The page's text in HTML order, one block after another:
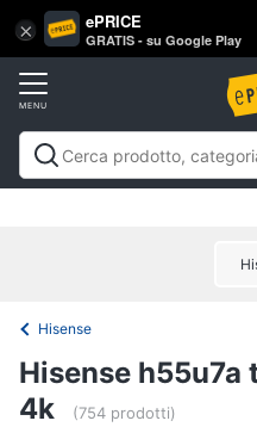
× ePRICE
GRATIS - su Google Play
Accedi
Registrati
Offerte
Tv
Vai
al
Hisense
Hisense h55u7a
4k
(754 prodotti)